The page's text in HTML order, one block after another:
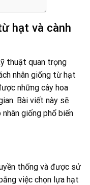
hạt và cành
thuật quan trọng
nhân giống từ hạt
những cây hoa
Bài viết này sẽ
giống phổ biến
thống và được sử
việc chọn lựa hạt